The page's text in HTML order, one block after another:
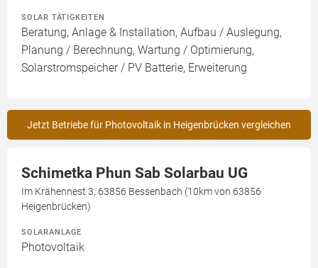
SOLAR TÄTIGKEITEN
Beratung, Anlage & Installation, Aufbau / Auslegung,
Planung / Berechnung, Wartung / Optimierung,
Solarstromspeicher / PV Batterie, Erweiterung
Jetzt Betriebe für Photovoltaik in Heigenbrücken vergleichen
Schimetka Phun Sab Solarbau UG
Im Krähennest 3, 63856 Bessenbach (10km von 63856
Heigenbrücken)
SOLARANLAGE
Photovoltaik